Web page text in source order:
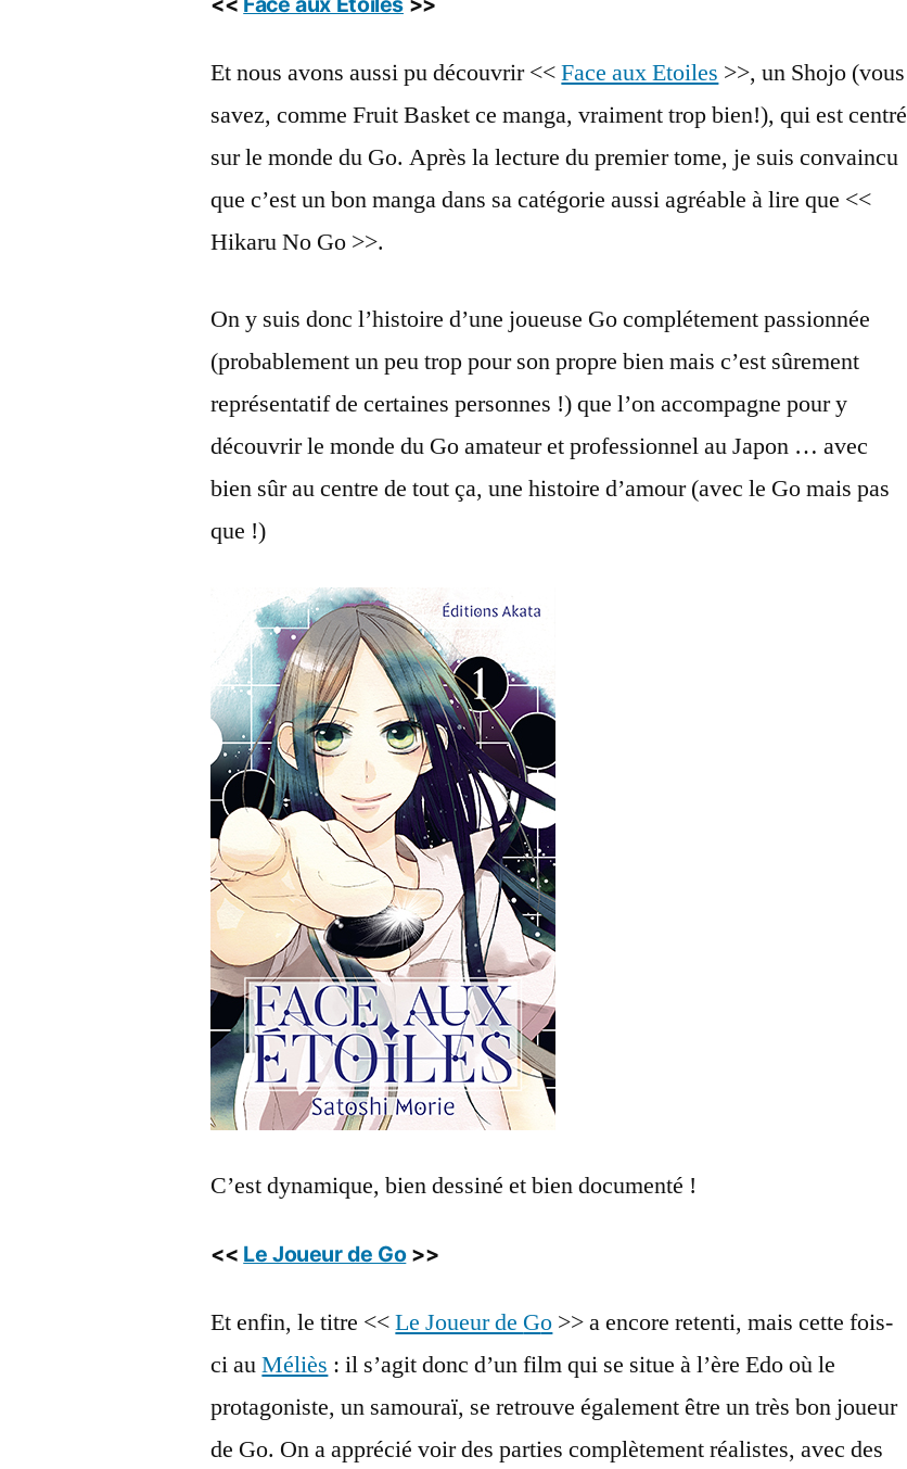
Et nous avons aussi pu découvrir <<Face aux Etoiles >>, un Shojo (vous
savez, comme Fruit Basket ce manga, vraiment trop bien!), qui est centré
sur le monde du Go. Après la lecture du premier tome, je suis convaincu
que c’est un bon manga dans sa catégorie aussi agréable à lire que <<
Hikaru No Go >>.
On y suis donc l’histoire d’une joueuse Go complétement passionnée
(probablement un peu trop pour son propre bien mais c’est sûrement
représentatif de certaines personnes !) que l’on accompagne pour y
découvrir le monde du Go amateur et professionnel au Japon … avec
bien sûr au centre de tout ça, une histoire d’amour (avec le Go mais pas
que !)
C’est dynamique, bien dessiné et bien documenté !
<< Le Joueur de Go>>
Et enfin, le titre <<Le Joueur de Go >> a encore retenti, mais cette fois-
ci auMéliès : il s’agit donc d’un film qui se situe à l’ère Edo où le
protagoniste, un samouraï, se retrouve également être un très bon joueur
de Go. On a apprécié voir des parties complètement réalistes, avec des